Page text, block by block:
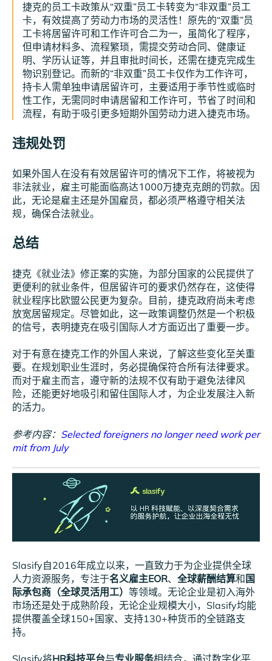
捷克的员工卡政策从“双重”员工卡转变为“非双重”员工
卡，有效提高了劳动力市场的灵活性！原先的“双重”员
工卡将居留许可和工作许可合二为一，虽简化了程序，
但申请材料多、流程繁琐，需提交劳动合同、健康证
明、学历认证等，并且审批时间长，还需在捷克完成生
物识别登记。而新的“非双重”员工卡仅作为工作许可，
持卡人需单独申请居留许可，主要适用于季节性或临时
性工作，无需同时申请居留和工作许可，节省了时间和
流程，有助于吸引更多短期外国劳动力进入捷克市场。
违规处罚
如果外国人在没有有效居留许可的情况下工作，将被视为
非法就业，雇主可能面临高达1000万捷克克朗的罚款。因
此，无论是雇主还是外国雇员，都必须严格遵守相关法
规，确保合法就业。
总结
捷克《就业法》修正案的实施，为部分国家的公民提供了
更便利的就业条件，但居留许可的要求仍然存在，这使得
就业程序比欧盟公民更为复杂。目前，捷克政府尚未考虑
放宽居留规定。尽管如此，这一政策调整仍然是一个积极
的信号，表明捷克在吸引国际人才方面迈出了重要一步。
对于有意在捷克工作的外国人来说，了解这些变化至关重
要。在规划职业生涯时，务必提确保符合所有法律要求。
而对于雇主而言，遵守新的法规不仅有助于避免法律风
险，还能更好地吸引和留住国际人才，为企业发展注入新
的活力。
参考内容： Selected foreigners no longer need work per
mit from July
Slasify自2016年成立以来，一直致力于为企业提供全球
人力资源服务，专注于名义雇主EOR、 全球薪酬结算和国
际承包商（全球灵活用工） 等领域。无论企业是初入海外
市场还是处于成熟阶段，无论企业规模大小，Slasify均能
提供覆盖全球150+国家、支持130+种货币的全链路支
持。